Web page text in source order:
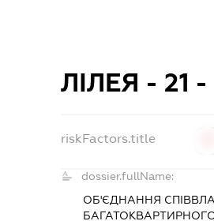
ЛІЛЕЯ - 21 -
riskFactors.title
dossier.fullName:
ОБ'ЄДНАННЯ